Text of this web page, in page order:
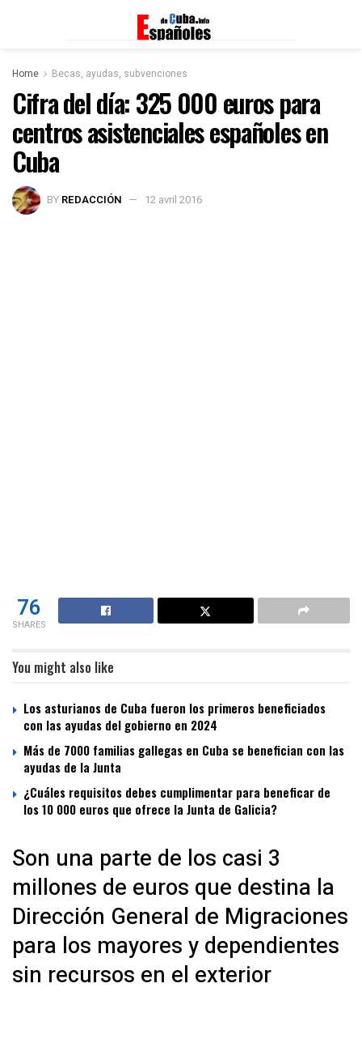
Home Becas, ayudas, subvenciones
Cifra del día: 325 000 euros para
centros asistenciales españoles en
Cuba
BY REDACCIÓN 12 avril 2016
76
SHARES
You might also like
Los asturianos de Cuba fueron los primeros beneficiados
con las ayudas del gobierno en 2024
Más de 7000 familias gallegas en Cuba se benefician con las
ayudas de la Junta
¿Cuáles requisitos debes cumplimentar para beneficar de
los 10 000 euros que ofrece la Junta de Galicia?
Son una parte de los casi 3
millones de euros que destina la
Dirección General de Migraciones
para los mayores y dependientes
sin recursos en el exterior